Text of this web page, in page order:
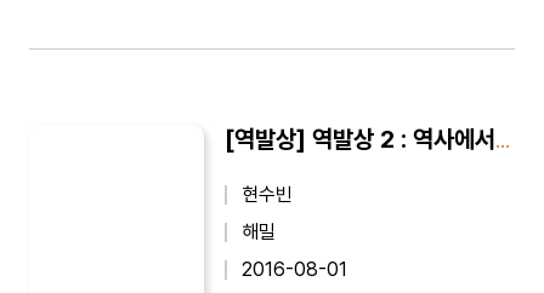
[역발상] 역발상 2 : 역사에서 발견하는 상생전략
현수빈
해밀
2016-08-01